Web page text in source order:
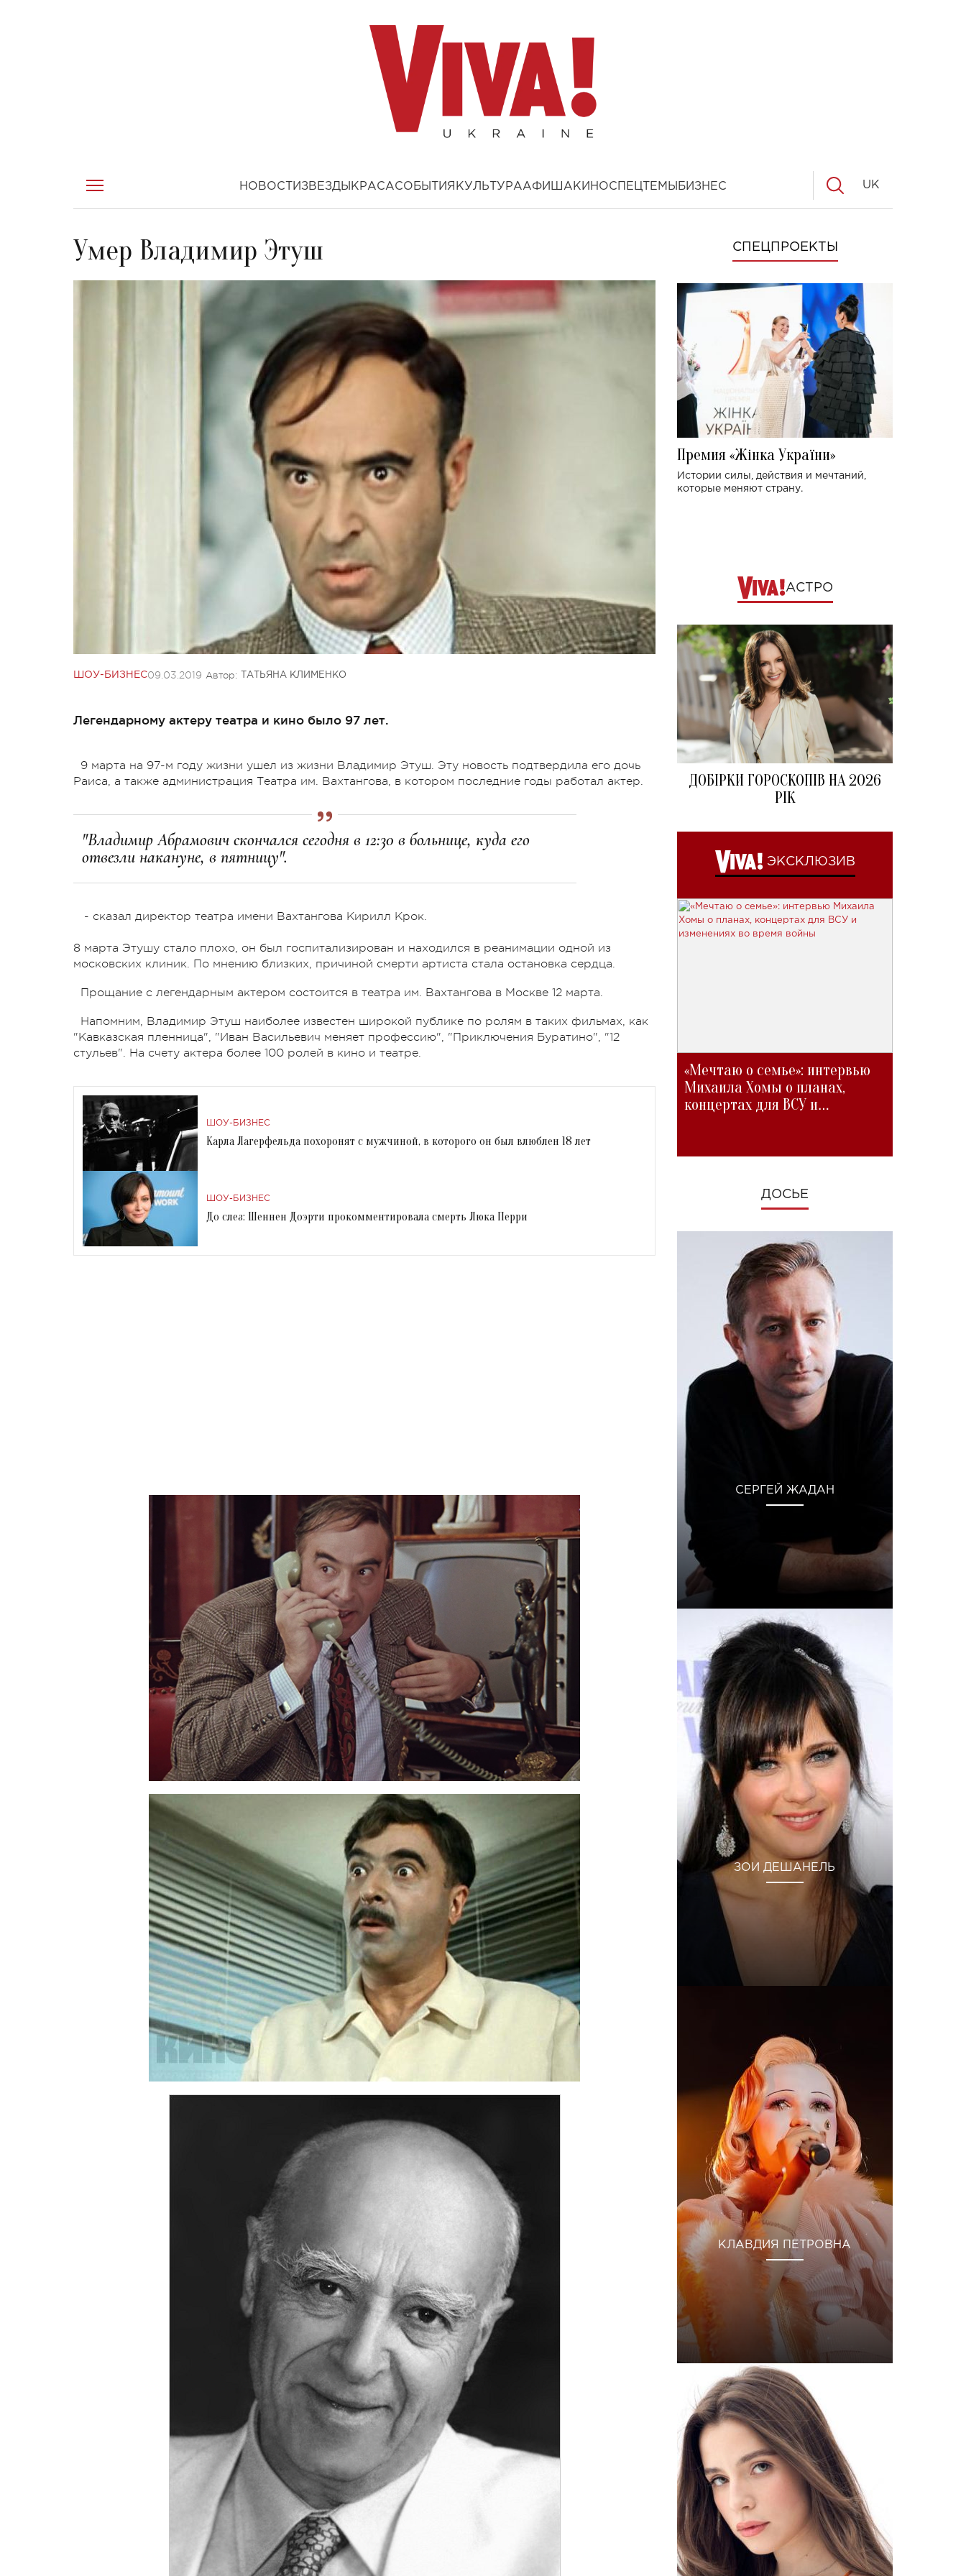
НОВОСТИ ЗВЕЗДЫ КРАСАСОБЫТИЯ КУЛЬТУРААФИША КИНОСПЕЦТЕМЫ БИЗНЕС UK
Умер Владимир Этуш
ШОУ-БИЗНЕС09.03.2019 Автор: ТАТЬЯНА КЛИМЕНКО
Легендарному актеру театра и кино было 97 лет.
9 марта на 97-м году жизни ушел из жизни Владимир Этуш. Эту новость подтвердила его дочь
Раиса, а также администрация Театра им. Вахтангова, в котором последние годы работал актер.
"Владимир Абрамович скончался сегодня в 12:30 в больнице, куда его
отвезли накануне, в пятницу".
- сказал директор театра имени Вахтангова Кирилл Крок.
8 марта Этушу стало плохо, он был госпитализирован и находился в реанимации одной из
московских клиник. По мнению близких, причиной смерти артиста стала остановка сердца.
Прощание с легендарным актером состоится в театра им. Вахтангова в Москве 12 марта.
Напомним, Владимир Этуш наиболее известен широкой публике по ролям в таких фильмах, как
"Кавказская пленница", "Иван Васильевич меняет профессию", "Приключения Буратино", "12
стульев". На счету актера более 100 ролей в кино и театре.
ШОУ-БИЗНЕС
Карла Лагерфельда похоронят с мужчиной, в которого он был влюблен 18 лет
ШОУ-БИЗНЕС
До слез: Шеннен Доэрти прокомментировала смерть Люка Перри
СПЕЦПРОЕКТЫ
Премия «Жінка України»
Истории силы, действия и мечтаний,
которые меняют страну.
АСТРО
ДОБІРКИ ГОРОСКОПІВ НА 2026
РІК
ЭКСКЛЮЗИВ
«Мечтаю о семье»: интервью
Михаила Хомы о планах,
концертах для ВСУ и
ДОСЬЕ
СЕРГЕЙ ЖАДАН
ЗОИ ДЕШАНЕЛЬ
КЛАВДИЯ ПЕТРОВНА